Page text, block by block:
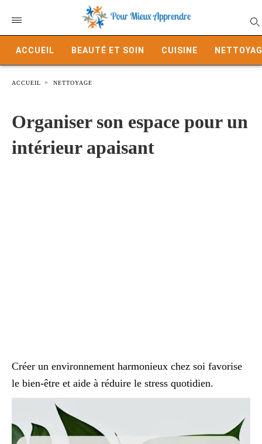
ACCUEIL BEAUTÉ ET SOIN CUISINE
ACCUEIL NETTOYAGE
Organiser son espace pour un
intérieur apaisant
Créer un environnement harmonieux chez soi favorise
le bien-être et aide à réduire le stress quotidien.